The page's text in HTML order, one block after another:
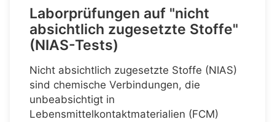
Laborprüfungen auf "nicht
absichtlich zugesetzte Stoffe"
(NIAS-Tests)
Nicht absichtlich zugesetzte Stoffe (NIAS)
sind chemische Verbindungen, die
unbeabsichtigt in
Lebensmittelkontaktmaterialien (FCM)